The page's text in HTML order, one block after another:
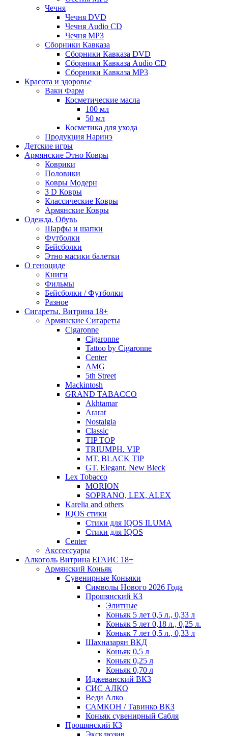
Чечня
Чечня DVD
Чечня Audio CD
Чечня MP3
Сборники Кавказа
Сборники Кавказа DVD
Сборники Кавказа Audio CD
Сборники Кавказа MP3
Красота и здоровье
Ваки Фарм
Косметические масла
100 мл
50 мл
Косметика для ухода
Продукция Наринэ
Детские игры
Армянские Этно Ковры
Коврики
Половики
Ковры Модерн
3 D Ковры
Классические Ковры
Армянские Ковры
Одежда. Обувь
Шарфы и шапки
Футболки
Бейсболки
Этно масики балетки
О геноциде
Книги
Фильмы
Бейсболки / Футболки
Разное
Сигареты. Витрина 18+
Армянские Сигареты
Cigaronne
Cigaronne
Tattoo by Cigaronne
Center
AMG
5th Street
Mackintosh
GRAND TABACCO
Akhtamar
Ararat
Nostalgia
Classic
TIP TOP
TRIUMPH. VIP
MT. BLACK TIP
GT. Elegant. New Bleck
Lex Tobacco
MORION
SOPRANO, LEX, ALEX
Karelia and others
IQOS стики
Стики для IQOS ILUMA
Стики для IQOS
Сenter
Акссессуары
Алкоголь Витрина ЕГАИС 18+
Армянский Коньяк
Сувенирные Коньяки
Символы Нового 2026 Года
Прошянский КЗ
Элитные
Коньяк 5 лет 0,5 л., 0,33 л
Коньяк 5 лет 0,18 л., 0,25 л.
Коньяк 7 лет 0,5 л., 0,33 л
Шахназарян ВКД
Коньяк 0,5 л
Коньяк 0,25 л
Коньяк 0,70 л
Иджеванский ВКЗ
СИС АЛКО
Веди Алко
САМКОН / Тавинко ВКЗ
Коньяк сувенирный Сабля
Прошянский КЗ
Эксклюзив